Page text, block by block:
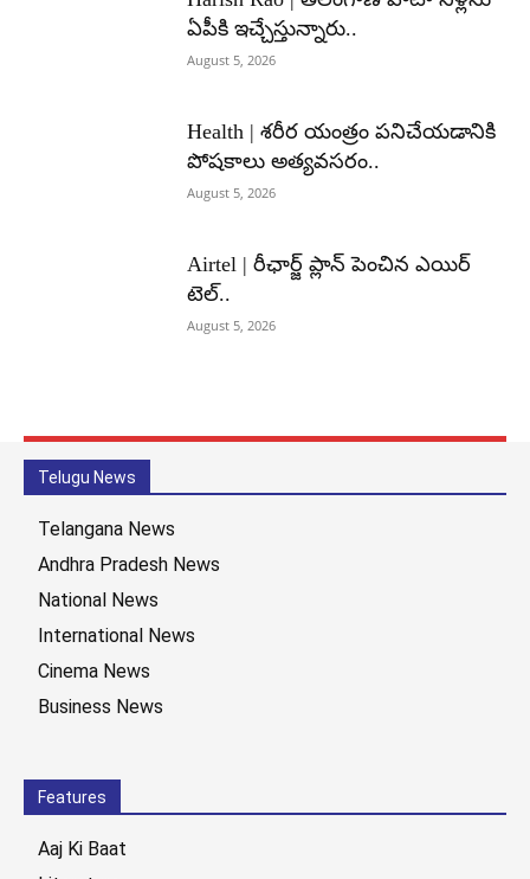
ఏపీకి ఇచ్చేస్తున్నారు..
August 5, 2026
Health | శరీర యంత్రం పనిచేయడానికి
పోషకాలు అత్యవసరం..
August 5, 2026
Airtel | రీఛార్జ్ ప్లాన్ పెంచిన ఎయిర్
టెల్..
August 5, 2026
Telugu News
Telangana News
Andhra Pradesh News
National News
International News
Cinema News
Business News
Features
Aaj Ki Baat